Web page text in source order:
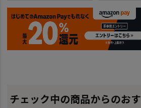
チェック中の商品からのお